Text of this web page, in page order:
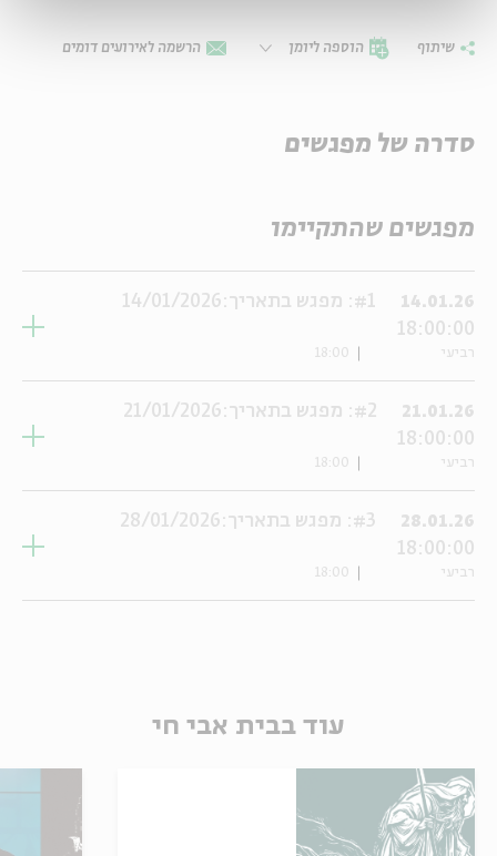
שיתוף הוספה ליומן הרשמה לאירועים דומים
סדרה של מפגשים
מפגשים שהתקיימו
14.01.26
#1: מפגש בתאריך:14/01/2026
18:00:00
רביעי 18:00
21.01.26
#2: מפגש בתאריך:21/01/2026
18:00:00
רביעי 18:00
28.01.26
#3: מפגש בתאריך:28/01/2026
18:00:00
רביעי 18:00
עוד בבית אבי חי